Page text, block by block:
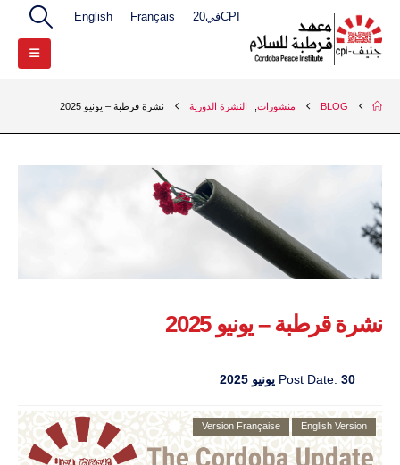
CPIفي20 Français
English
BLOG منشورات النشرة الدورية نشرة قرطبة – يونيو 2025
نشرة قرطبة – يونيو 2025
Post Date: 30 يونيو 2025
English Version
Version Française